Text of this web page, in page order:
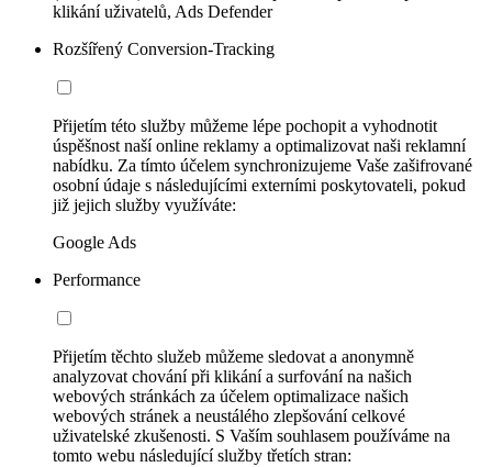
klikání uživatelů, Ads Defender
Rozšířený Conversion-Tracking
Přijetím této služby můžeme lépe pochopit a vyhodnotit
úspěšnost naší online reklamy a optimalizovat naši reklamní
nabídku. Za tímto účelem synchronizujeme Vaše zašifrované
osobní údaje s následujícími externími poskytovateli, pokud
již jejich služby využíváte:
Google Ads
Performance
Přijetím těchto služeb můžeme sledovat a anonymně
analyzovat chování při klikání a surfování na našich
webových stránkách za účelem optimalizace našich
webových stránek a neustálého zlepšování celkové
uživatelské zkušenosti. S Vaším souhlasem používáme na
tomto webu následující služby třetích stran: